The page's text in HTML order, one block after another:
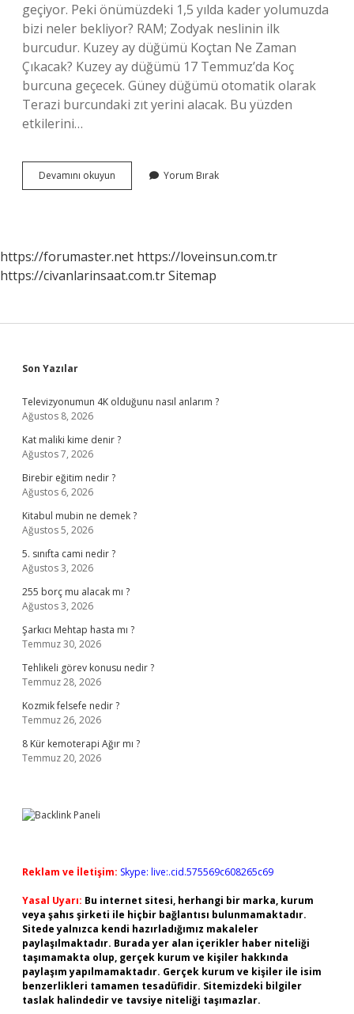
geçiyor. Peki önümüzdeki 1,5 yılda kader yolumuzda
bizi neler bekliyor? RAM; Zodyak neslinin ilk
burcudur. Kuzey ay düğümü Koçtan Ne Zaman
Çıkacak? Kuzey ay düğümü 17 Temmuz’da Koç
burcuna geçecek. Güney düğümü otomatik olarak
Terazi burcundaki zıt yerini alacak. Bu yüzden
etkilerini…
Devamını okuyun
Ay
Yorum Bırak
https://forumaster.net https://loveinsun.com.tr
https://civanlarinsaat.com.trSitemap
Sidebar
Son Yazılar
Televizyonumun 4K olduğunu nasıl anlarım ?
Ağustos 8, 2026
Kat maliki kime denir ?
Ağustos 7, 2026
Birebir eğitim nedir ?
Ağustos 6, 2026
Kitabul mubin ne demek ?
Ağustos 5, 2026
5. sınıfta cami nedir ?
Ağustos 3, 2026
255 borç mu alacak mı ?
Ağustos 3, 2026
Şarkıcı Mehtap hasta mı ?
Temmuz 30, 2026
Tehlikeli görev konusu nedir ?
Temmuz 28, 2026
Kozmik felsefe nedir ?
Temmuz 26, 2026
8 Kür kemoterapi Ağır mı ?
Temmuz 20, 2026
Reklam ve İletişim: Skype: live:.cid.575569c608265c69
Yasal Uyarı: Bu internet sitesi, herhangi bir marka, kurum
veya şahıs şirketi ile hiçbir bağlantısı bulunmamaktadır.
Sitede yalnızca kendi hazırladığımız makaleler
paylaşılmaktadır. Burada yer alan içerikler haber niteliği
taşımamakta olup, gerçek kurum ve kişiler hakkında
paylaşım yapılmamaktadır. Gerçek kurum ve kişiler ile isim
benzerlikleri tamamen tesadüfidir. Sitemizdeki bilgiler
taslak halindedir ve tavsiye niteliği taşımazlar.